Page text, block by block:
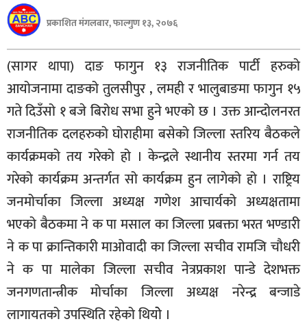
यौन/
स्वास्थ्य
भिडियो
बिशेष
भिडियो
पत्रपत्रिका
खेलकुद
बिश्व
अचम्म
दुनिया
बिचार
कुराकानी
प्रकाशित मंगलबार, फाल्गुण १३, २०७६
(सागर थापा) दाङ फागुन १३ राजनीतिक पार्टी हरुको
आयोजनामा दाङको तुलसीपुर , लमही र भालुबाङमा फागुन १५
गते दिउँसो १ बजे बिरोध सभा हुने भएको छ । उक्त आन्दोलनरत
राजनीतिक दलहरुको घोराहीमा बसेको जिल्ला स्तरिय बैठकले
कार्यक्रमको तय गरेको हो । केन्द्रले स्थानीय स्तरमा गर्न तय
गरेको कार्यक्रम अन्तर्गत सो कार्यक्रम हुन लागेको हो । राष्ट्रिय
जनमोर्चाका जिल्ला अध्यक्ष गणेश आचार्यको अध्यक्षतामा
भएको बैठकमा ने क पा मसाल का जिल्ला प्रबक्ता भरत भण्डारी
ने क पा क्रान्तिकारी माओवादी का जिल्ला सचीव रामजि चौधरी
ने क पा मालेका जिल्ला सचीव नेत्रप्रकाश पान्डे देशभक्त
जनगणतान्त्रीक मोर्चाका जिल्ला अध्यक्ष नरेन्द्र बन्जाडे
लागायतको उपस्थिति रहेको थियोे ।